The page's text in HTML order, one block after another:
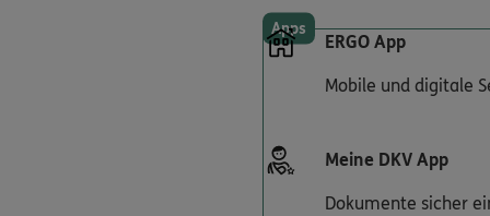
Apps
ERGO App
Mobile und digitale
Meine DKV App
Dokumente sicher